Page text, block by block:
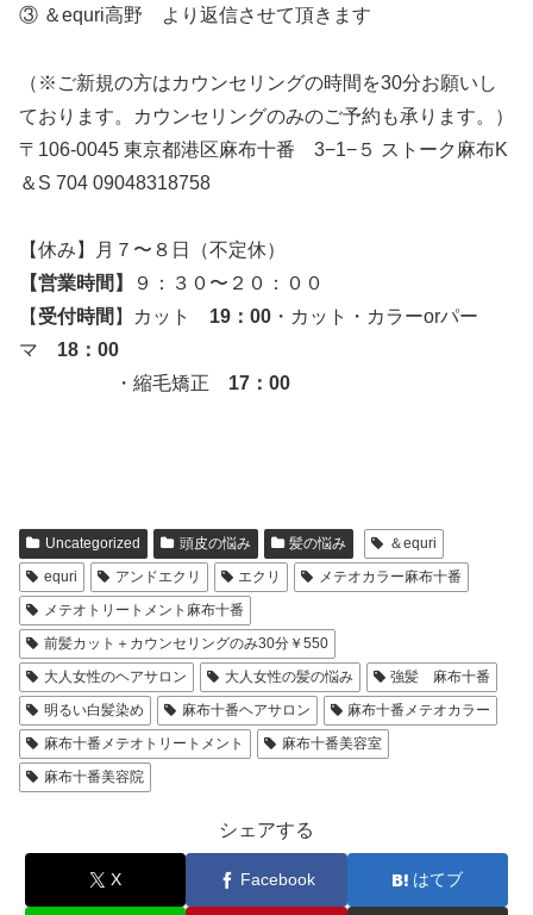
③ ＆equri高野 より返信させて頂きます
（※ご新規の方はカウンセリングの時間を30分お願いし
ております。カウンセリングのみのご予約も承ります。）
〒106-0045 東京都港区麻布十番 3−1−５ ストーク麻布K
＆S 704 09048318758
【休み】月７〜８日（不定休）
【営業時間】
９：３０〜２０：００
【 受付時間 】カット 19：00 ・カット・カラーorパー
マ 18：00
・縮毛矯正 17：00
Uncategorized 頭皮の悩み 髪の悩み
＆equri
equri
アンドエクリ エクリ
メテオカラー麻布十番
メテオトリートメント麻布十番
前髪カット＋カウンセリングのみ30分￥550
大人女性のヘアサロン
大人女性の髪の悩み
強髪 麻布十番
明るい白髪染め
麻布十番ヘアサロン
麻布十番メテオカラー
麻布十番メテオトリートメント
麻布十番美容室
麻布十番美容院
シェアする
X Facebook はてブ